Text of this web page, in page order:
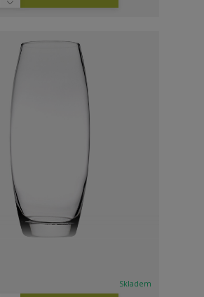
Skladem